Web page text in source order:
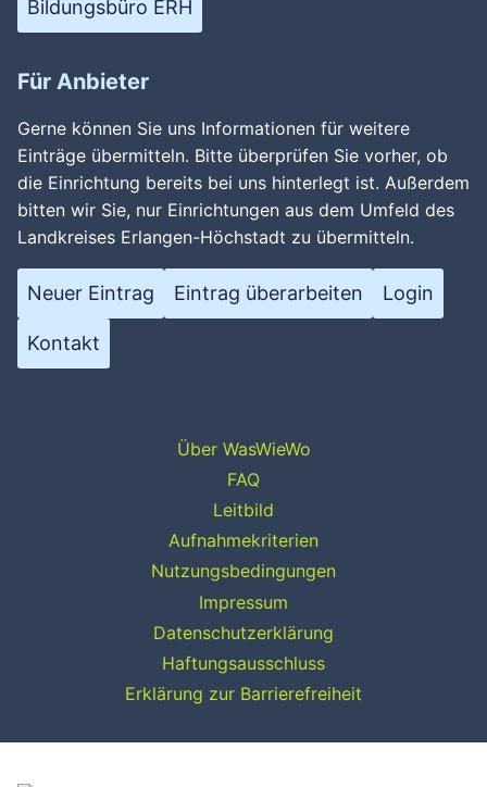
Bildungsbüro ERH
Für Anbieter
Gerne können Sie uns Informationen für weitere
Einträge übermitteln. Bitte überprüfen Sie vorher, ob
die Einrichtung bereits bei uns hinterlegt ist. Außerdem
bitten wir Sie, nur Einrichtungen aus dem Umfeld des
Landkreises Erlangen-Höchstadt zu übermitteln.
Neuer Eintrag Eintrag überarbeiten Login
Kontakt
Über WasWieWo
FAQ
Leitbild
Aufnahmekriterien
Nutzungsbedingungen
Impressum
Datenschutzerklärung
Haftungsausschluss
Erklärung zur Barrierefreiheit